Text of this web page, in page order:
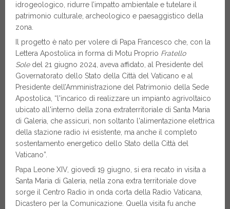
idrogeologico, ridurre l’impatto ambientale e tutelare il
patrimonio culturale, archeologico e paesaggistico della
zona.
Il progetto è nato per volere di Papa Francesco che, con la
Lettera Apostolica in forma di Motu Proprio Fratello
Soledel 21 giugno 2024, aveva affidato, al Presidente del
Governatorato dello Stato della Città del Vaticano e al
Presidente dell’Amministrazione del Patrimonio della Sede
Apostolica, “l'incarico di realizzare un impianto agrivoltaico
ubicato all'interno della zona extraterritoriale di Santa Maria
di Galeria, che assicuri, non soltanto l'alimentazione elettrica
della stazione radio ivi esistente, ma anche il completo
sostentamento energetico dello Stato della Città del
Vaticano”.
Papa Leone XIV, giovedì 19 giugno, si era recato in visita a
Santa Maria di Galeria, nella zona extra territoriale dove
sorge il Centro Radio in onda corta della Radio Vaticana,
Dicastero per la Comunicazione. Quella visita fu anche